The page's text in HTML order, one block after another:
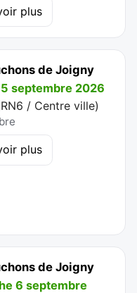
plus
de Joigny
septembre 2026
RN6 / Centre ville)
plus
de Joigny
6 septembre